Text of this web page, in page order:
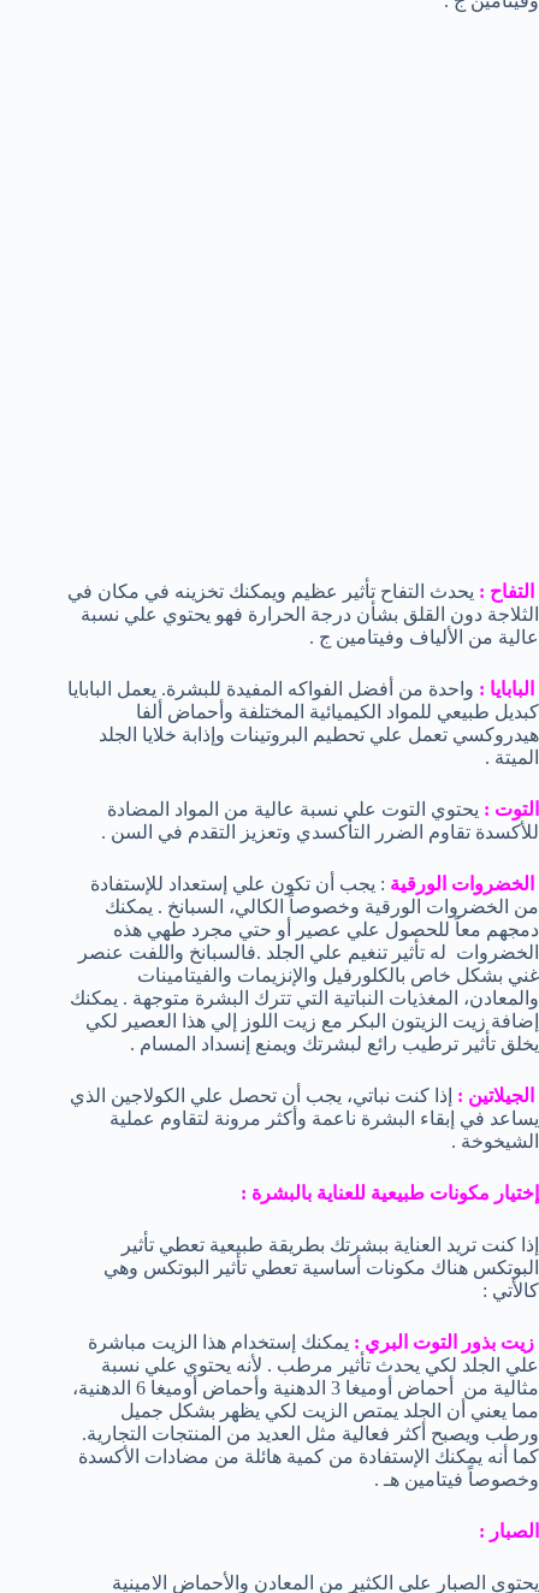
التفاح : يحدث التفاح تأثير عظيم ويمكنك تخزينه في مكان في
الثلاجة دون القلق بشأن درجة الحرارة فهو يحتوي علي نسبة
عالية من الألياف وفيتامين ج .
البابايا : واحدة من أفضل الفواكه المفيدة للبشرة. يعمل البابايا
كبديل طبيعي للمواد الكيميائية المختلفة وأحماض ألفا
هيدروكسي تعمل علي تحطيم البروتينات وإذابة خلايا الجلد
الميتة .
التوت : يحتوي التوت علي نسبة عالية من المواد المضادة
للأكسدة تقاوم الضرر التأكسدي وتعزيز التقدم في السن .
الخضروات الورقية : يجب أن تكون علي إستعداد للإستفادة
من الخضروات الورقية وخصوصاً الكالي، السبانخ . يمكنك
دمجهم معاً للحصول علي عصير أو حتي مجرد طهي هذه
الخضروات له تأثير تنغيم علي الجلد .فالسبانخ واللفت عنصر
غني بشكل خاص بالكلورفيل والإنزيمات والفيتامينات
والمعادن، المغذيات النباتية التي تترك البشرة متوجهة . يمكنك
إضافة زيت الزيتون البكر مع زيت اللوز إلي هذا العصير لكي
يخلق تأثير ترطيب رائع لبشرتك ويمنع إنسداد المسام .
الجيلاتين : إذا كنت نباتي، يجب أن تحصل علي الكولاجين الذي
يساعد في إبقاء البشرة ناعمة وأكثر مرونة لتقاوم عملية
الشيخوخة .
إختيار مكونات طبيعية للعناية بالبشرة :
إذا كنت تريد العناية ببشرتك بطريقة طبيعية تعطي تأثير
البوتكس هناك مكونات أساسية تعطي تأثير البوتكس وهي
كالأتي :
زيت بذور التوت البري : يمكنك إستخدام هذا الزيت مباشرة
علي الجلد لكي يحدث تأثير مرطب . لأنه يحتوي علي نسبة
مثالية من أحماض أوميغا 3 الدهنية وأحماض أوميغا 6 الدهنية،
مما يعني أن الجلد يمتص الزيت لكي يظهر بشكل جميل
ورطب ويصبح أكثر فعالية مثل العديد من المنتجات التجارية.
كما أنه يمكنك الإستفادة من كمية هائلة من مضادات الأكسدة
وخصوصاً فيتامين هـ .
الصبار :
يحتوي الصبار علي الكثير من المعادن والأحماض الامينية